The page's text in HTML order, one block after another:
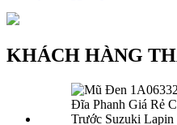
KHÁCH HÀNG